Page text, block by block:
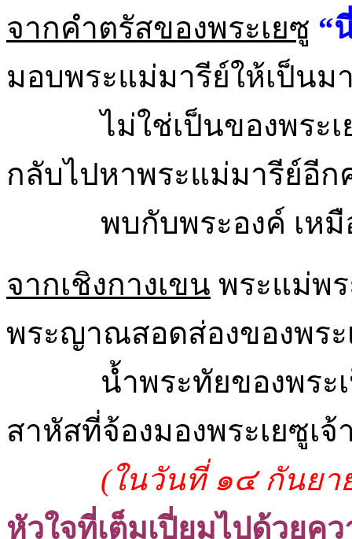
จากคำตรัสของพระเยซู “
มอบพระแม่มารีย์ให้เป็นม
ไม่ใช่เป็นของพระ
กลับไปหาพระแม่มารีย์อีก
พบกับพระองค์ เห
จากเชิงกางเขน พระแม่พ
พระญาณสอดส่องของพระ
น้ำพระทัยของพร
สาหัสที่จ้องมองพระเยซูเ
(ในวันที่ ๑๔ กันยา
หัวใจที่เต็มเปี่ยมไปด้วยค